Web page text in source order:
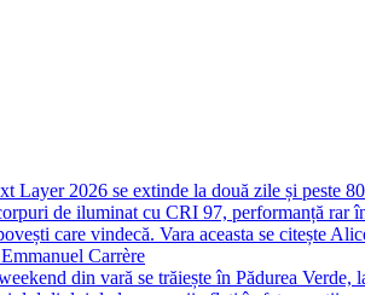
Layer 2026 se extinde la două zile și peste
de iluminat cu CRI 97, performanță rar
care vindecă. Vara aceasta se citește
Carrère
din vară se trăiește în Pădurea Verde,